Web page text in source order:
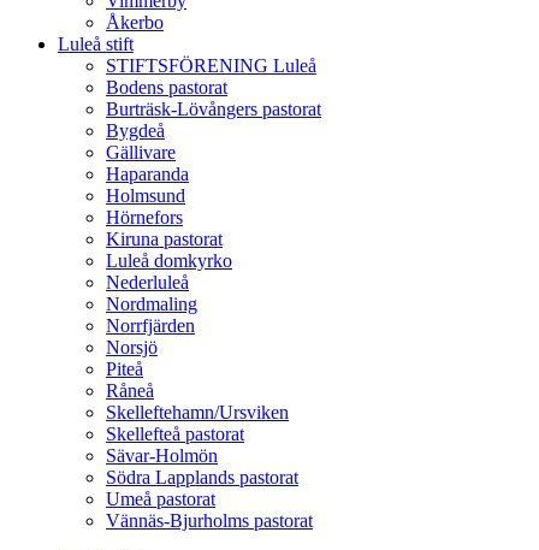
Åkerbo
Luleå stift
STIFTSFÖRENING Luleå
Bodens pastorat
Burträsk-Lövångers pastorat
Bygdeå
Gällivare
Haparanda
Holmsund
Hörnefors
Kiruna pastorat
Luleå domkyrko
Nederluleå
Nordmaling
Norrfjärden
Norsjö
Piteå
Råneå
Skelleftehamn/Ursviken
Skellefteå pastorat
Sävar-Holmön
Södra Lapplands pastorat
Umeå pastorat
Vännäs-Bjurholms pastorat